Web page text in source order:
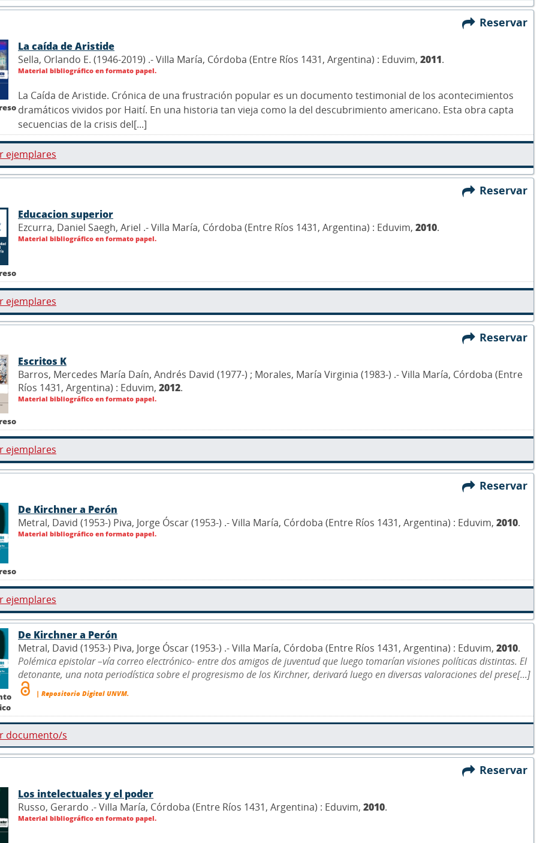
Reservar
La caída de Aristide
Sella, Orlando E. (1946-2019) .- Villa María, Córdoba (Entre Ríos 1431, Argentina) : Eduvim, 2011.
Material bibliográfico en formato papel.
La Caída de Aristide. Crónica de una frustración popular es un documento testimonial de los acontecimientos
dramáticos vividos por Haití. En una historia tan vieja como la del descubrimiento americano. Esta obra capta
secuencias de la crisis del[...]
ejemplares
Reservar
Educacion superior
Ezcurra, Daniel Saegh, Ariel .- Villa María, Córdoba (Entre Ríos 1431, Argentina) : Eduvim, 2010.
Material bibliográfico en formato papel.
ejemplares
Reservar
Escritos K
Barros, Mercedes María Daín, Andrés David (1977-) ; Morales, María Virginia (1983-) .- Villa María, Córdoba (Entre
Ríos 1431, Argentina) : Eduvim, 2012.
Material bibliográfico en formato papel.
ejemplares
Reservar
De Kirchner a Perón
Metral, David (1953-) Piva, Jorge Óscar (1953-) .- Villa María, Córdoba (Entre Ríos 1431, Argentina) : Eduvim, 2010.
Material bibliográfico en formato papel.
ejemplares
De Kirchner a Perón
Metral, David (1953-) Piva, Jorge Óscar (1953-) .- Villa María, Córdoba (Entre Ríos 1431, Argentina) : Eduvim, 2010.
Polémica epistolar –vía correo electrónico- entre dos amigos de juventud que luego tomarían visiones políticas distintas. El
detonante, una nota periodística sobre el progresismo de los Kirchner, derivará luego en diversas valoraciones del prese[...]
| Repositorio Digital UNVM.
documento/s
Reservar
Los intelectuales y el poder
Russo, Gerardo .- Villa María, Córdoba (Entre Ríos 1431, Argentina) : Eduvim, 2010.
Material bibliográfico en formato papel.